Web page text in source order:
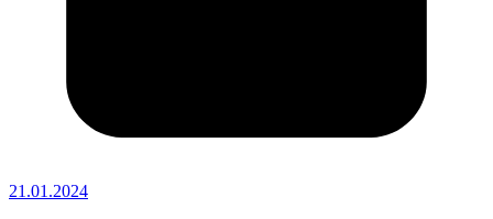
21.01.2024